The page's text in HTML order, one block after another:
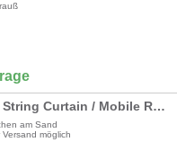
Fadenvorhang / String Curtain / Mobile Raumtrennung
am Sand
möglich